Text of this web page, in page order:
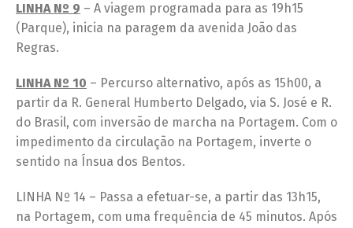
LINHA Nº 9 – A viagem programada para as 19h15
(Parque), inicia na paragem da avenida João das
Regras.
LINHA Nº 10 – Percurso alternativo, após as 15h00, a
partir da R. General Humberto Delgado, via S. José e R.
do Brasil, com inversão de marcha na Portagem. Com o
impedimento da circulação na Portagem, inverte o
sentido na Ínsua dos Bentos.
LINHA Nº 14 – Passa a efetuar-se, a partir das 13h15,
na Portagem, com uma frequência de 45 minutos. Após